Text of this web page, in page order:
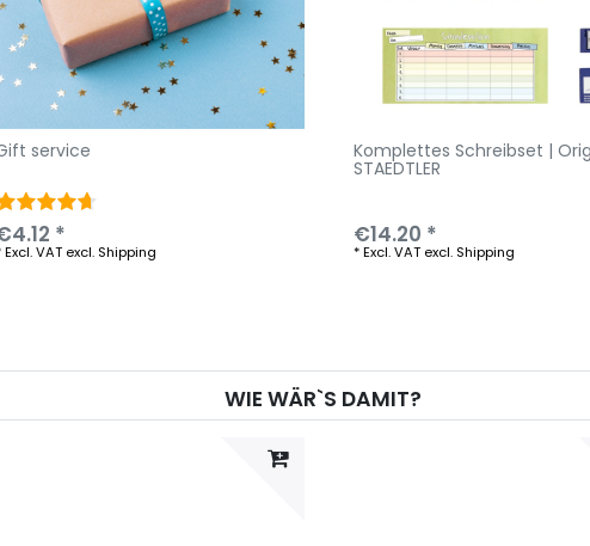
service
*
Excl. VAT excl. Shipping
Komplettes Schreibset |
STAEDTLER
€14.20 *
*Excl. VAT excl. Shipping
WIE WÄR`S DAMIT?